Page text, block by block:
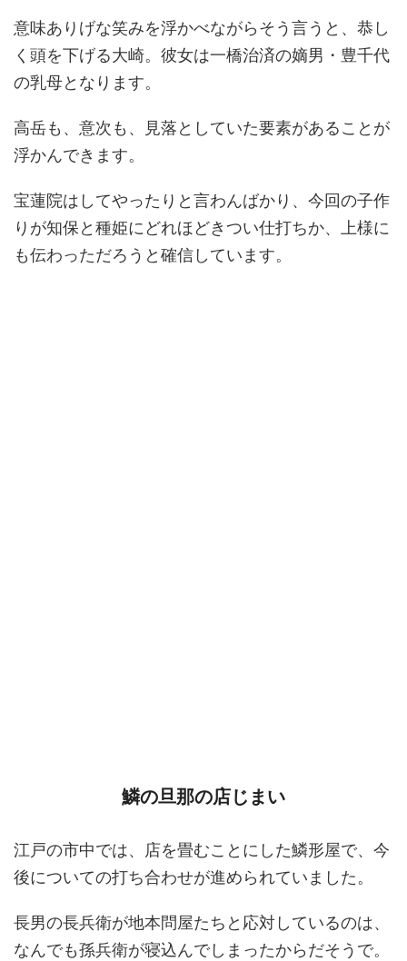
意味ありげな笑みを浮かべながらそう言うと、恭し
く頭を下げる大崎。彼女は一橋治済の嫡男・豊千代
の乳母となります。
高岳も、意次も、見落としていた要素があることが
浮かんできます。
宝蓮院はしてやったりと言わんばかり、今回の子作
りが知保と種姫にどれほどきつい仕打ちか、上様に
も伝わっただろうと確信しています。
鱗の旦那の店じまい
江戸の市中では、店を畳むことにした鱗形屋で、今
後についての打ち合わせが進められていました。
長男の長兵衛が地本問屋たちと応対しているのは、
なんでも孫兵衛が寝込んでしまったからだそうで。